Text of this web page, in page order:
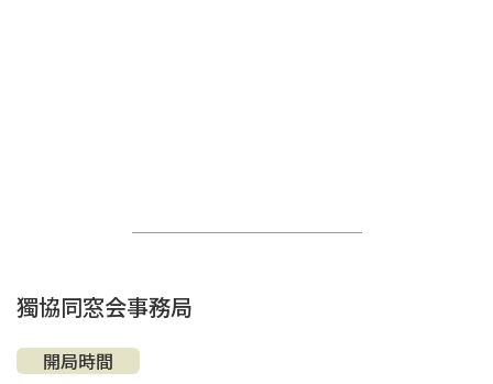
獨協同窓会事務局
開局時間